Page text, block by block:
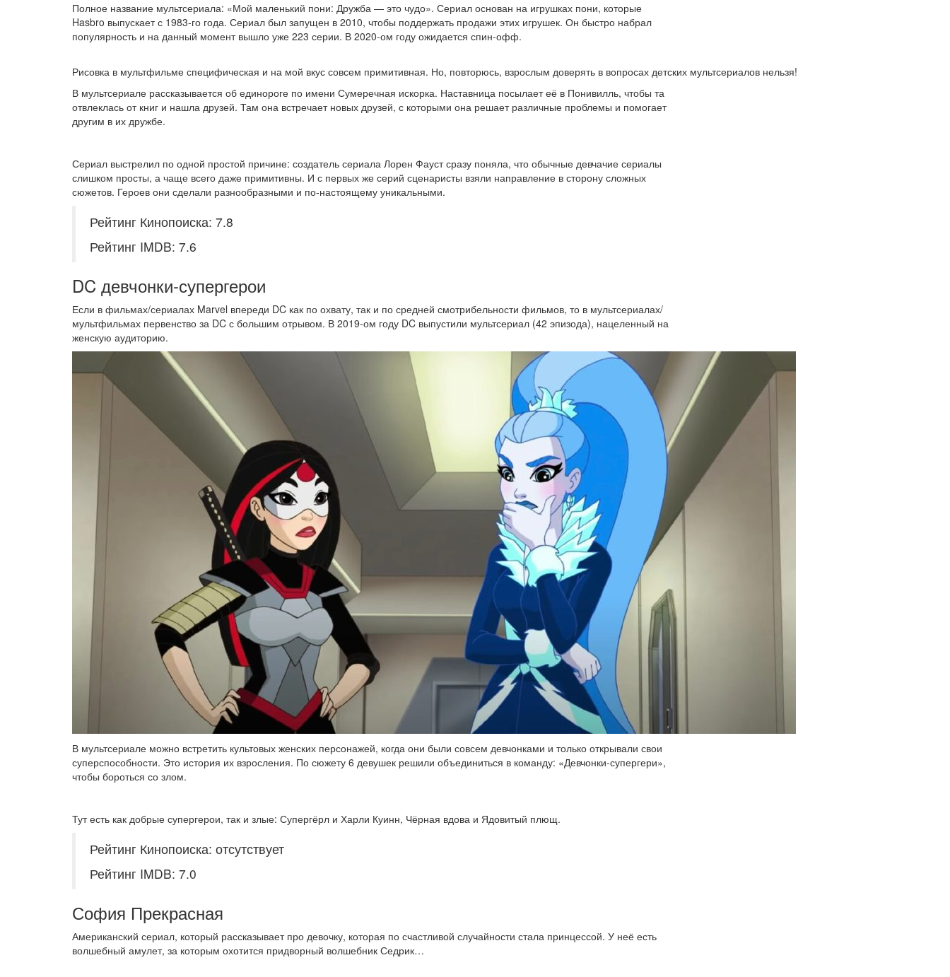
Полное название мультсериала: «Мой маленький пони: Дружба — это чудо». Сериал основан на игрушках пони, которые
Hasbro выпускает с 1983-го года. Сериал был запущен в 2010, чтобы поддержать продажи этих игрушек. Он быстро набрал
популярность и на данный момент вышло уже 223 серии. В 2020-ом году ожидается спин-офф.
Рисовка в мультфильме специфическая и на мой вкус совсем примитивная. Но, повторюсь, взрослым доверять в вопросах детских мультсериалов нельзя!
В мультсериале рассказывается об единороге по имени Сумеречная искорка. Наставница посылает её в Понивилль, чтобы та
отвлеклась от книг и нашла друзей. Там она встречает новых друзей, с которыми она решает различные проблемы и помогает
другим в их дружбе.
Сериал выстрелил по одной простой причине: создатель сериала Лорен Фауст сразу поняла, что обычные девчачие сериалы
слишком просты, а чаще всего даже примитивны. И с первых же серий сценаристы взяли направление в сторону сложных
сюжетов. Героев они сделали разнообразными и по-настоящему уникальными.
Рейтинг Кинопоиска: 7.8
Рейтинг IMDB: 7.6
DC девчонки-супергерои
Если в фильмах/сериалах Marvel впереди DC как по охвату, так и по средней смотрибельности фильмов, то в мультсериалах/
мультфильмах первенство за DC с большим отрывом. В 2019-ом году DC выпустили мультсериал (42 эпизода), нацеленный на
женскую аудиторию.
В мультсериале можно встретить культовых женских персонажей, когда они были совсем девчонками и только открывали свои
суперспособности. Это история их взросления. По сюжету 6 девушек решили объединиться в команду: «Девчонки-супергери»,
чтобы бороться со злом.
Тут есть как добрые супергерои, так и злые: Супергёрл и Харли Куинн, Чёрная вдова и Ядовитый плющ.
Рейтинг Кинопоиска: отсутствует
Рейтинг IMDB: 7.0
София Прекрасная
Американский сериал, который рассказывает про девочку, которая по счастливой случайности стала принцессой. У неё есть
волшебный амулет, за которым охотится придворный волшебник Седрик…